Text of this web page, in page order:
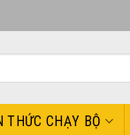
THỨC CHẠY BỘ